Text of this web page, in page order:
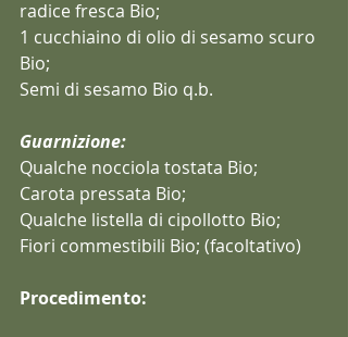
radice fresca Bio;
1 cucchiaino di olio di sesamo scuro
Bio;
Semi di sesamo Bio q.b.
Guarnizione:
Qualche nocciola tostata Bio;
Carota pressata Bio;
Qualche listella di cipollotto Bio;
Fiori commestibili Bio; (facoltativo)
Procedimento: